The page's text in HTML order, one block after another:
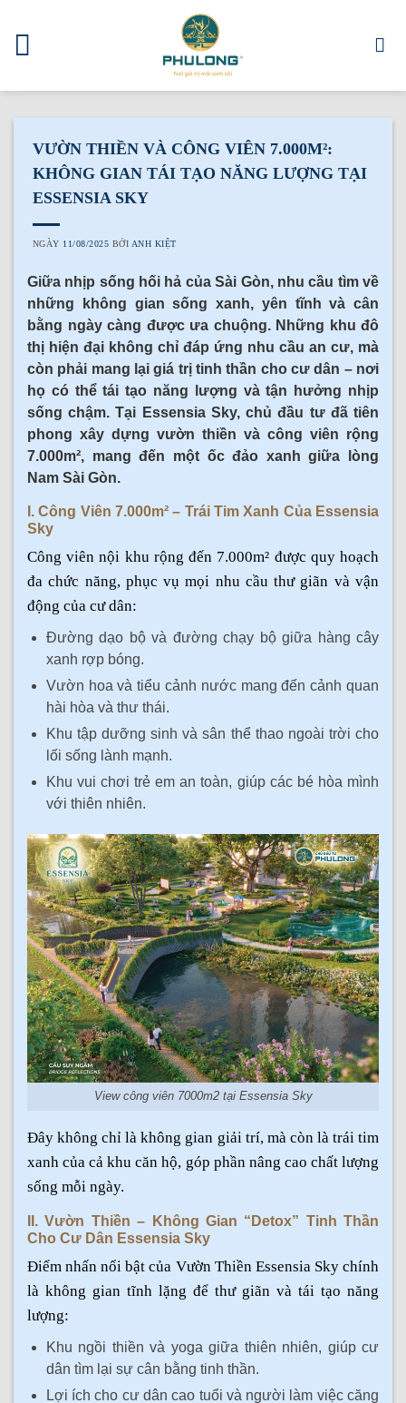
content
VƯỜN THIỀN VÀ CÔNG VIÊN 7.000M²:
KHÔNG GIAN TÁI TẠO NĂNG LƯỢNG TẠI
ESSENSIA SKY
NGÀY 11/08/2025 BỞI ANH KIỆT
Giữa nhịp sống hối hả của Sài Gòn, nhu cầu tìm về
những không gian sống xanh, yên tĩnh và cân
bằng ngày càng được ưa chuộng. Những khu đô
thị hiện đại không chỉ đáp ứng nhu cầu an cư, mà
còn phải mang lại giá trị tinh thần cho cư dân – nơi
họ có thể tái tạo năng lượng và tận hưởng nhịp
sống chậm. Tại Essensia Sky, chủ đầu tư đã tiên
phong xây dựng vườn thiền và công viên rộng
7.000m², mang đến một ốc đảo xanh giữa lòng
Nam Sài Gòn.
I. Công Viên 7.000m² – Trái Tim Xanh Của Essensia
Sky
Công viên nội khu rộng đến 7.000m² được quy hoạch
đa chức năng, phục vụ mọi nhu cầu thư giãn và vận
động của cư dân:
Đường dạo bộ và đường chạy bộ giữa hàng cây
xanh rợp bóng.
Vườn hoa và tiểu cảnh nước mang đến cảnh quan
hài hòa và thư thái.
Khu tập dưỡng sinh và sân thể thao ngoài trời cho
lối sống lành mạnh.
Khu vui chơi trẻ em an toàn, giúp các bé hòa mình
với thiên nhiên.
View công viên 7000m2 tại Essensia Sky
Đây không chỉ là không gian giải trí, mà còn là trái tim
xanh của cả khu căn hộ, góp phần nâng cao chất lượng
sống mỗi ngày.
II. Vườn Thiền – Không Gian “detox” Tinh Thần
Cho Cư Dân Essensia Sky
Điểm nhấn nổi bật của Vườn Thiền Essensia Sky chính
là không gian tĩnh lặng để thư giãn và tái tạo năng
lượng:
Khu ngồi thiền và yoga giữa thiên nhiên, giúp cư
dân tìm lại sự cân bằng tinh thần.
Lợi ích cho cư dân cao tuổi và người làm việc căng